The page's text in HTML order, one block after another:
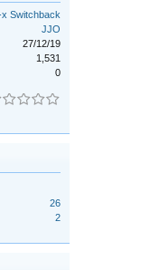
Switchback
JJO
27/12/19
1,531
0
26
2